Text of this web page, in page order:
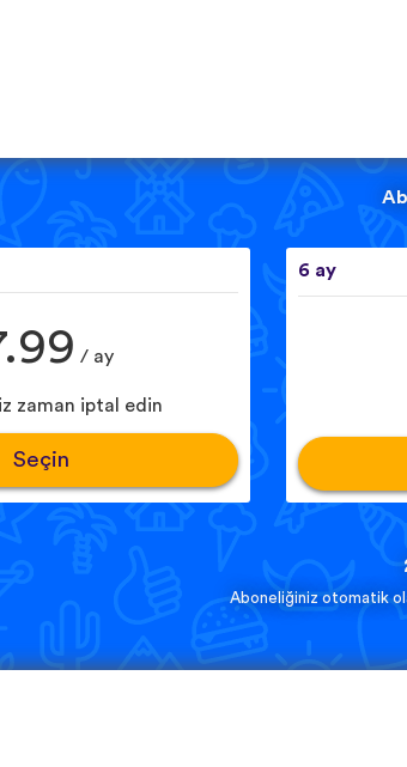
/ ay
zaman iptal edin
Seçin
6 ay
Aboneliğiniz otomatik